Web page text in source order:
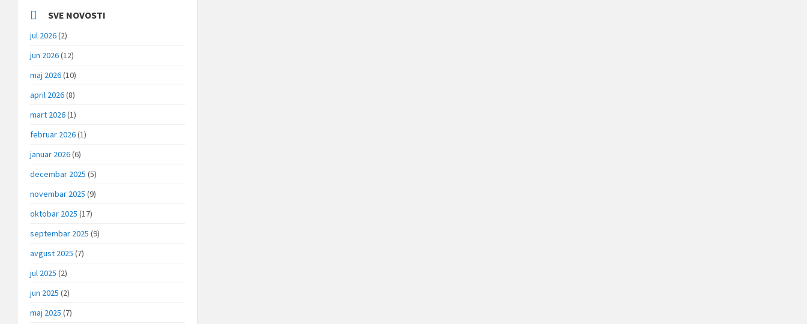
SVE NOVOSTI
jul 2026(2)
jun 2026(12)
maj 2026(10)
april 2026(8)
mart 2026(1)
februar 2026(1)
januar 2026(6)
decembar 2025 (5)
novembar 2025 (9)
oktobar 2025 (17)
septembar 2025 (9)
avgust 2025 (7)
jul 2025 (2)
jun 2025 (2)
maj 2025 (7)